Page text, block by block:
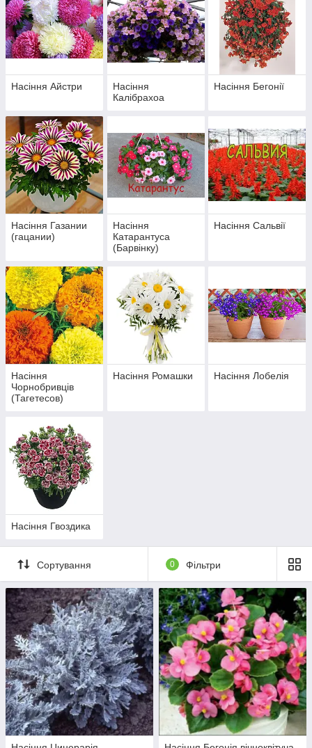
Насіння Айстри
Насіння
Калібрахоа
Насіння Бегонії
Насіння Газании
(гацании)
Насіння
Катарантуса
(Барвінку)
Насіння Сальвії
Насіння
Чорнобривців
(Тагетесов)
Насіння Ромашки Насіння Лобелія
Насіння Гвоздика
Сортування 0 Фільтри